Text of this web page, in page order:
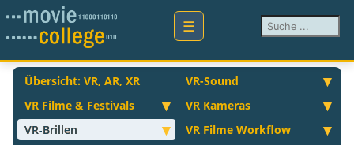
Suchen ...
Übersicht: VR, AR, XR
VR-Sound
VR Filme & Festivals
VR Kameras
VR-Brillen
VR Filme Workflow